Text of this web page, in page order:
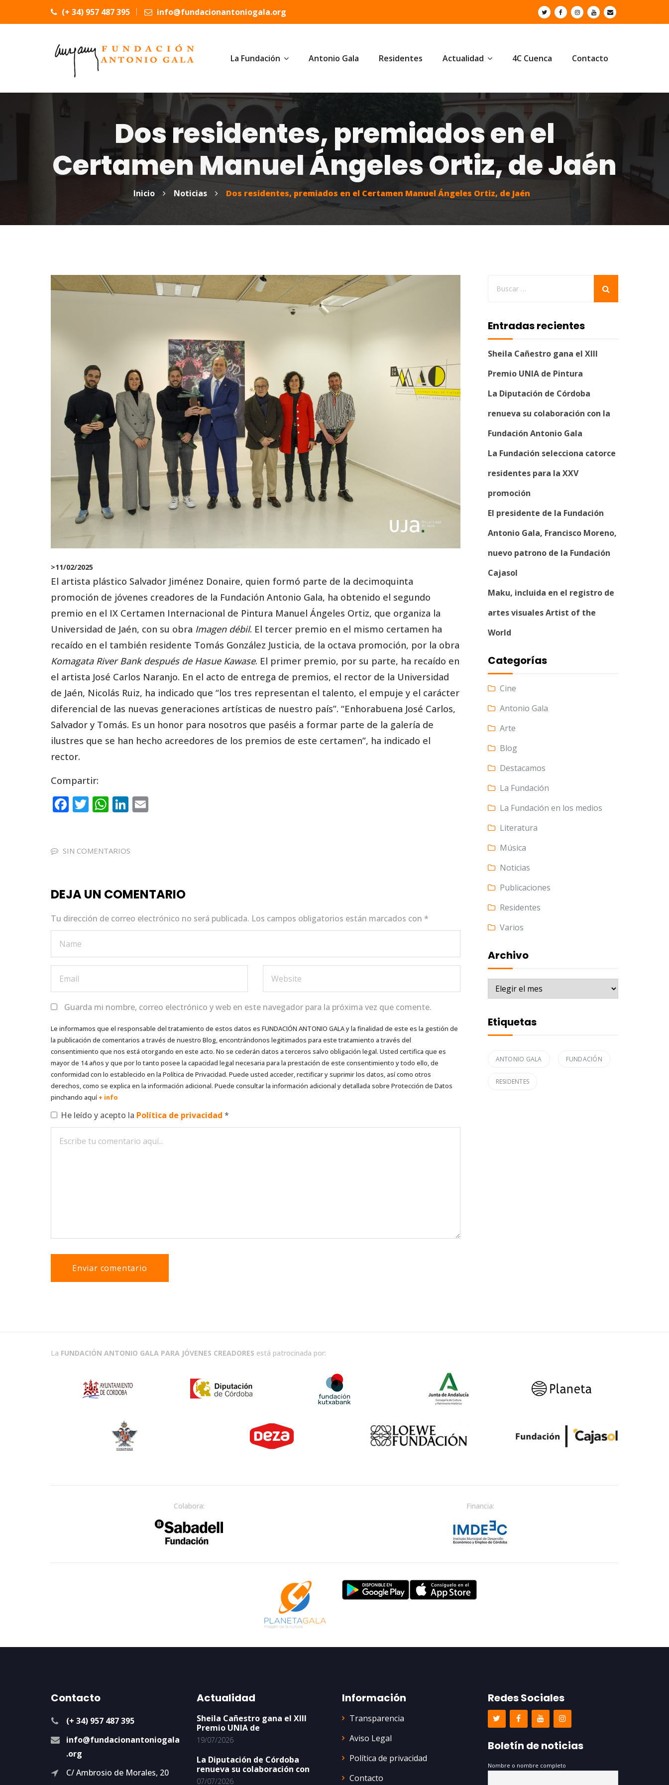
(+ 34) 957 487 395 info@fundacionantoniogala.org
La Fundación Antonio Gala Residentes Actualidad 4C Cuenca Contacto
Dos residentes, premiados en el
Certamen Manuel Ángeles Ortiz, de Jaén
Inicio Noticias Dos residentes, premiados en el Certamen Manuel Ángeles Ortiz, de Jaén
>11/02/2025
El artista plástico Salvador Jiménez Donaire, quien formó parte de la decimoquinta
promoción de jóvenes creadores de la Fundación Antonio Gala, ha obtenido el segundo
premio en el IX Certamen Internacional de Pintura Manuel Ángeles Ortiz, que organiza la
Universidad de Jaén, con su obra Imagen débil. El tercer premio en el mismo certamen ha
recaído en el también residente Tomás González Justicia, de la octava promoción, por la obra
Komagata River Bank después de Hasue Kawase. El primer premio, por su parte, ha recaído en
el artista José Carlos Naranjo. En el acto de entrega de premios, el rector de la Universidad
de Jaén, Nicolás Ruiz, ha indicado que “los tres representan el talento, el empuje y el carácter
diferencial de las nuevas generaciones artísticas de nuestro país”. “Enhorabuena José Carlos,
Salvador y Tomás. Es un honor para nosotros que paséis a formar parte de la galería de
ilustres que se han hecho acreedores de los premios de este certamen”, ha indicado el
rector.
Compartir:
F
e
o
k
T
te
W
ts
p
Li
e
SIN COMENTARIOS
DEJA UN COMENTARIO
Tu dirección de correo electrónico no será publicada. Los campos obligatorios están marcados con *
Guarda mi nombre, correo electrónico y web en este navegador para la próxima vez que comente.
Le informamos que el responsable del tratamiento de estos datos es FUNDACIÓN ANTONIO GALA y la finalidad de este es la gestión de
la publicación de comentarios a través de nuestro Blog, encontrándonos legitimados para este tratamiento a través del
consentimiento que nos está otorgando en este acto. No se cederán datos a terceros salvo obligación legal. Usted certifica que es
mayor de 14 años y que por lo tanto posee la capacidad legal necesaria para la prestación de este consentimiento y todo ello, de
conformidad con lo establecido en la Política de Privacidad. Puede usted acceder, rectificar y suprimir los datos, así como otros
derechos, como se explica en la información adicional. Puede consultar la información adicional y detallada sobre Protección de Datos
pinchando aquí+ info
He leído y acepto la Política de privacidad *
Entradas recientes
Sheila Cañestro gana el XIII
Premio UNIA de Pintura
La Diputación de Córdoba
renueva su colaboración con la
Fundación Antonio Gala
La Fundación selecciona catorce
residentes para la XXV
promoción
El presidente de la Fundación
Antonio Gala, Francisco Moreno,
nuevo patrono de la Fundación
Cajasol
Maku, incluida en el registro de
artes visuales Artist of the
World
Categorías
Cine
Antonio Gala
Arte
Blog
Destacamos
La Fundación
La Fundación en los medios
Literatura
Música
Noticias
Publicaciones
Residentes
Varios
Archivo
Archivo
Etiquetas
ANTONIO GALA FUNDACIÓN
RESIDENTES
La FUNDACIÓN ANTONIO GALA PARA JÓVENES CREADORES está patrocinada por:
Colabora: Financia:
Contacto
(+ 34) 957 487 395
info@fundacionantoniogala
.org
C/ Ambrosio de Morales, 20
Actualidad
Sheila Cañestro gana el XIII
Premio UNIA de
19/07/2026
La Diputación de Córdoba
renueva su colaboración con
07/07/2026
Información
Transparencia
Aviso Legal
Política de privacidad
Contacto
Redes Sociales
Boletín de noticias
Nombre o nombre completo